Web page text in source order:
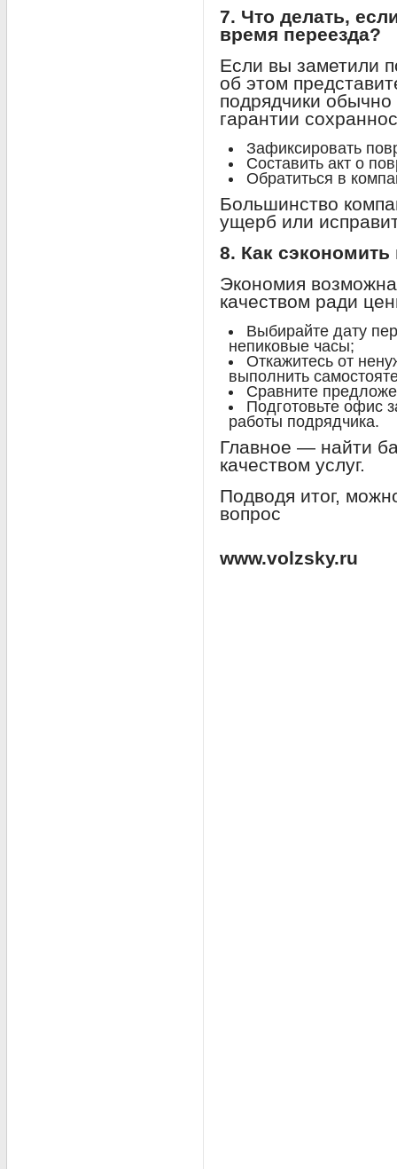
7. Что делать,
время переезда?
Если вы заметили
об этом
подрядчики
гарантии
Зафиксировать
Составить акт о
Обратиться в
Большинство
ущерб или
8. Как
Экономия
качеством ради
Выбирайте дату
непиковые часы;
Откажитесь от
выполнить
Сравните
Подготовьте офис
работы подрядчика.
Главное — найти
качеством услуг.
Подводя итог,
вопрос
www.volzsky.ru